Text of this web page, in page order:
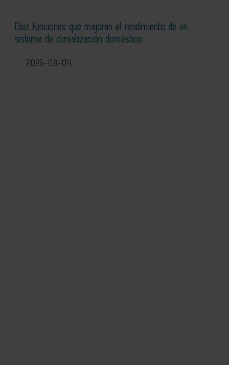
Diez funciones que mejoran el rendimiento de un
sistema de climatización doméstico
2026-08-04